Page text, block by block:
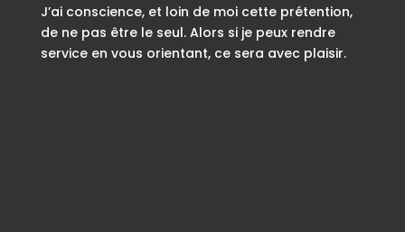
J’ai conscience, et loin de moi cette prétention,
de ne pas être le seul. Alors si je peux rendre
service en vous orientant, ce sera avec plaisir.